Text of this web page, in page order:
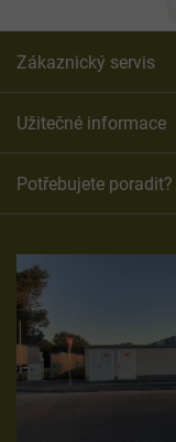
Zákaznický servis
Užitečné informace
Potřebujete poradit?